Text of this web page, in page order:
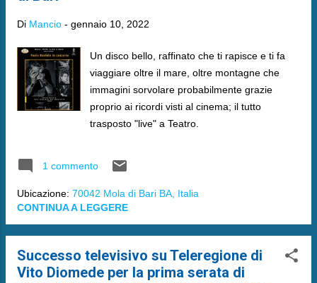
Di Mancio - gennaio 10, 2022
Un disco bello, raffinato che ti rapisce e ti fa
viaggiare oltre il mare, oltre montagne che
immagini sorvolare probabilmente grazie
proprio ai ricordi visti al cinema; il tutto
trasposto "live" a Teatro.
1 commento
Ubicazione: 70042 Mola di Bari BA, Italia
CONTINUA A LEGGERE
Successo televisivo su Teleregione di
Vito Diomede per la prima serata di